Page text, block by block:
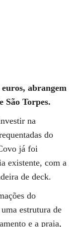
abrangem
São Torpes.
na
do
já foi
existente, com a
de deck.
do
estrutura de
e a praia,